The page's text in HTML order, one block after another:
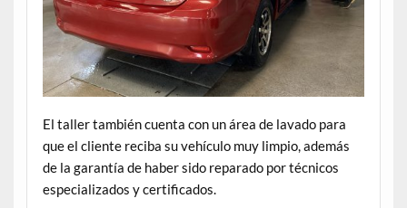
El taller también cuenta con un área de lavado para
que el cliente reciba su vehículo muy limpio, además
de la garantía de haber sido reparado por técnicos
especializados y certificados.